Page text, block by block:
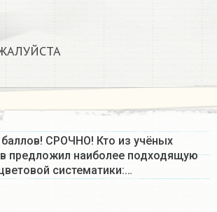
СРОЧНО! Кто из учёных
предложил наиболее подходящую
систематики:…